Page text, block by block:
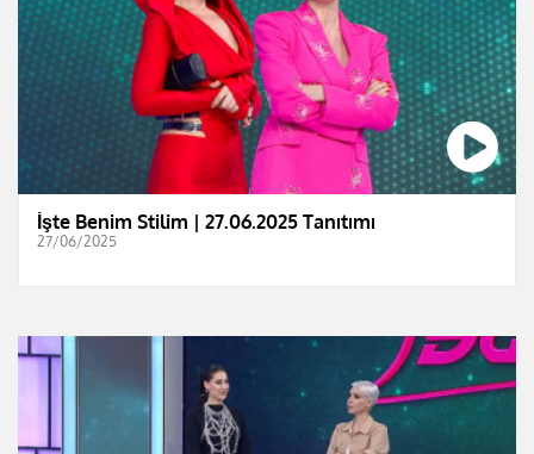
İşte Benim Stilim | 27.06.2025 Tanıtımı
27/06/2025